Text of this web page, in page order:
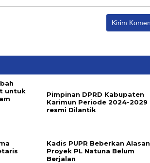
untuk
Pimpinan DPRD Kabupaten
Karimun Periode 2024-2029
resmi Dilantik
Kadis PUPR Beberkan Alasan
Proyek PL Natuna Belum
Berjalan